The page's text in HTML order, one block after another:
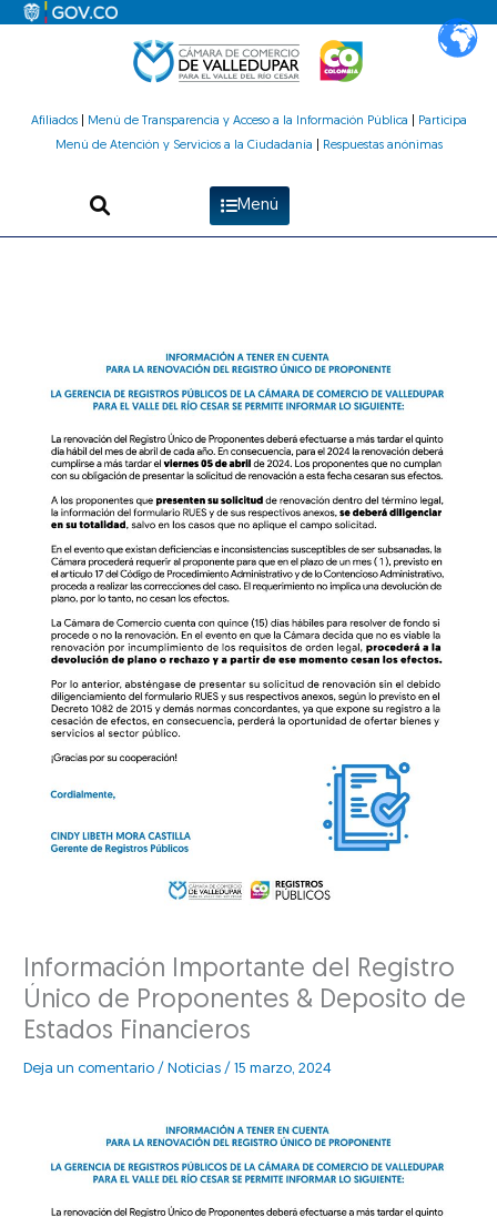
Afiliados| Menú de Transparencia y Acceso a la Información Pública
Participa
Menú de Atención y Servicios a la Ciudadanía
Respuestas anónimas
Menú
Información Importante del Registro
Único de Proponentes & Deposito de
Estados Financieros
Deja un comentario / Noticias /15 marzo, 2024